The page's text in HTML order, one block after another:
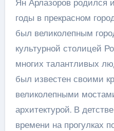
Ян Арлазоров родился
годы в прекрасном
был великолепным
культурной столицей
многих талантливых
был известен своими
великолепными
архитектурой. В
времени на прогулках